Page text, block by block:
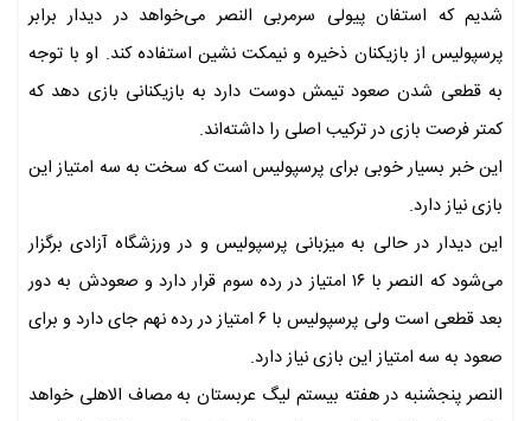
شدیم که استفان پیولی سرمربی النصر می‌خواهد در دیدار برابر
پرسپولیس از بازیکنان ذخیره و نیمکت نشین استفاده کند. او با توجه
به قطعی شدن صعود تیمش دوست دارد به بازیکنانی بازی دهد که
کمتر فرصت بازی در ترکیب اصلی را داشته‌اند.
این خبر بسیار خوبی برای پرسپولیس است که سخت به سه امتیاز این
بازی نیاز دارد.
این دیدار در حالی به میزبانی پرسپولیس و در ورزشگاه آزادی برگزار
می‌شود که النصر با ۱۶ امتیاز در رده سوم قرار دارد و صعودش به دور
بعد قطعی است ولی پرسپولیس با ۶ امتیاز در رده نهم جای دارد و برای
صعود به سه امتیاز این بازی نیاز دارد.
النصر پنجشنبه در هفته بیستم لیگ عربستان به مصاف الاهلی خواهد